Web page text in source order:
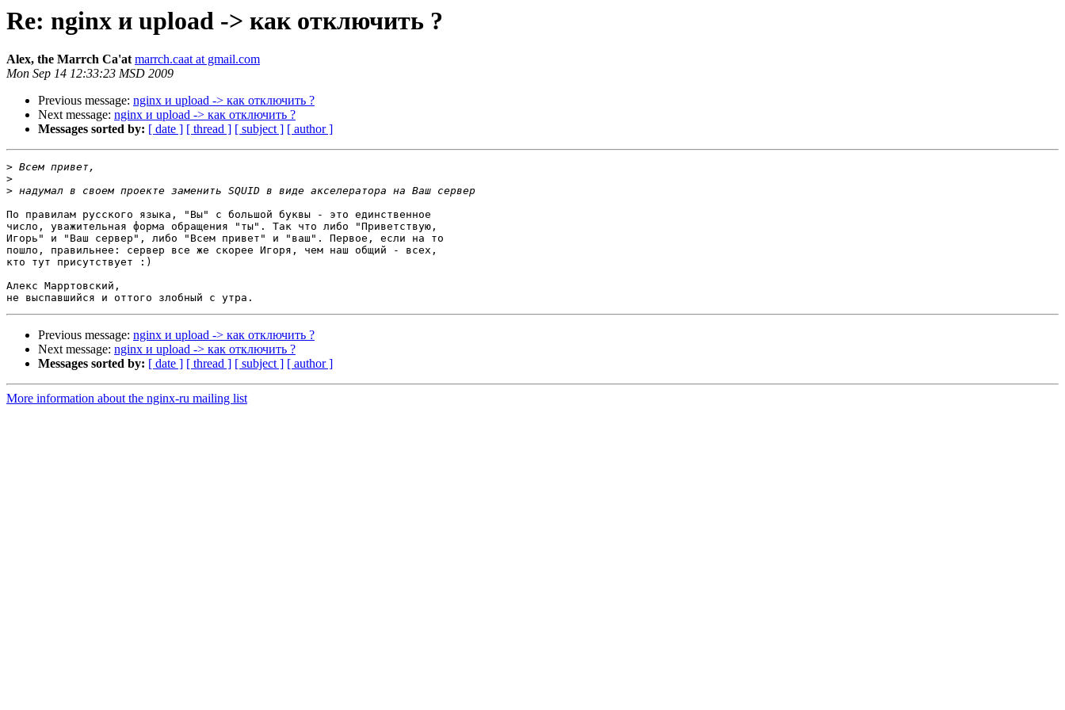
Re: nginx и upload -> как отключить ?
Alex, the Marrch Ca'at marrch.caat at gmail.com
Mon Sep 14 12:33:23 MSD 2009
Previous message: nginx и upload -> как отключить ?
Next message: nginx и upload -> как отключить ?
Messages sorted by: [ date ] [ thread ] [ subject ] [ author ]
>
>
>
По правилам русского языка, "Вы" с большой буквы - это единственное
число, уважительная форма обращения "ты". Так что либо "Приветствую,
Игорь" и "Ваш сервер", либо "Всем привет" и "ваш". Первое, если на то
пошло, правильнее: сервер все же скорее Игоря, чем наш общий - всех,
кто тут присутствует :)
Алекс Марртовский,
Previous message: nginx и upload -> как отключить ?
Next message: nginx и upload -> как отключить ?
Messages sorted by: [ date ] [ thread ] [ subject ] [ author ]
More information about the nginx-ru mailing list